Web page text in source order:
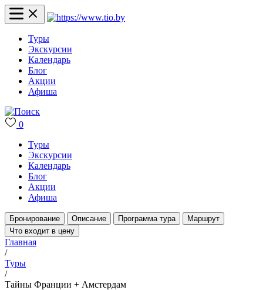
Туры
Экскурсии
Календарь
Блог
Акции
Афиша
0
Туры
Экскурсии
Календарь
Блог
Акции
Афиша
Бронирование Описание Программа тура
Маршрут
Что входит в цену
Главная
/
Туры
/
Тайны Франции + Амстердам